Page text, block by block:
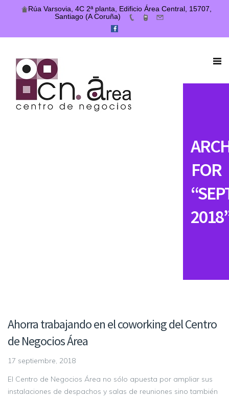
Rúa Varsovia, 4C 2ª planta, Edificio Área Central, 15707,
Santiago (A Coruña)
FOR
Ahorra trabajando en el coworking del Centro
de Negocios Área
17 septiembre, 2018
El Centro de Negocios Área no sólo apuesta por ampliar sus
instalaciones de despachos y salas de reuniones sino también